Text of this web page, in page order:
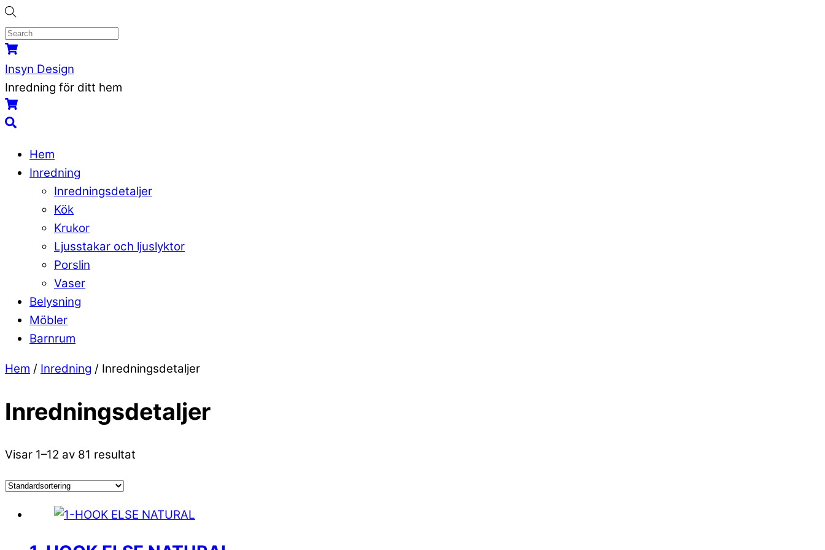
Skip
to
content
Menu
Cart
Insyn Design
Inredning för ditt hem
Cart
Search
Hem
Inredning
Inredningsdetaljer
Kök
Krukor
Ljusstakar och ljuslyktor
Porslin
Vaser
Belysning
Möbler
Barnrum
Close
Close
Hem / Inredning / Inredningsdetaljer
Inredningsdetaljer
Visar 1–12 av 81 resultat